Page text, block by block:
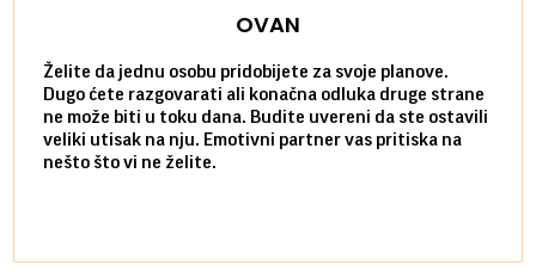
OVAN
Želite da jednu osobu pridobijete za svoje planove.
Dugo ćete razgovarati ali konačna odluka druge strane
ne može biti u toku dana. Budite uvereni da ste ostavili
veliki utisak na nju. Emotivni partner vas pritiska na
nešto što vi ne želite.